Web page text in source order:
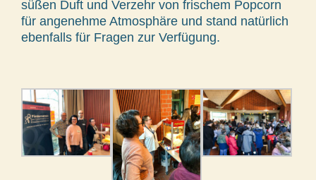
süßen Duft und Verzehr von frischem Popcorn
für angenehme Atmosphäre und stand natürlich
ebenfalls für Fragen zur Verfügung.